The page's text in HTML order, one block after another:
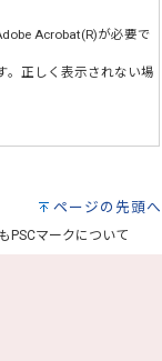
Acrobat(R)が必要で
。正しく表示されない場
ページの先頭へ
PSCマークについて